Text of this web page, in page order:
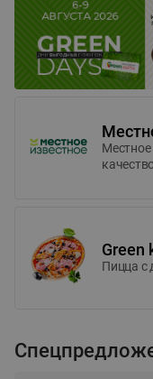
Местное
Green
Пицца c